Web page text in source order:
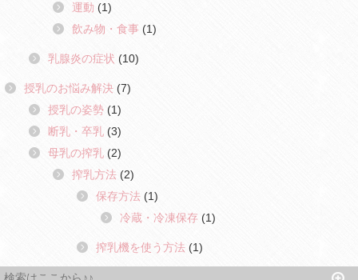
運動 (1)
飲み物・食事 (1)
乳腺炎の症状 (10)
授乳のお悩み解決 (7)
授乳の姿勢 (1)
断乳・卒乳 (3)
母乳の搾乳 (2)
搾乳方法 (2)
保存方法 (1)
冷蔵・冷凍保存 (1)
搾乳機を使う方法 (1)